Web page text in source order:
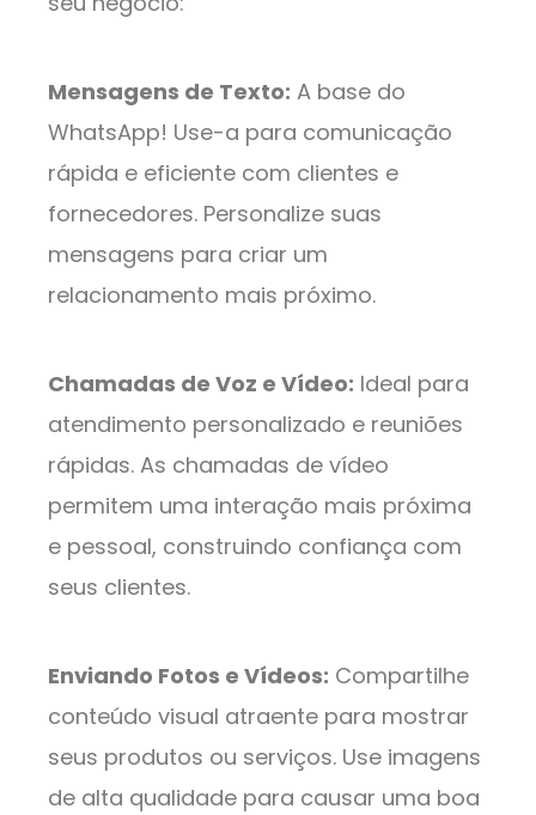
Mensagens de Texto: A base do
WhatsApp! Use-a para comunicação
rápida e eficiente com clientes e
fornecedores. Personalize suas
mensagens para criar um
relacionamento mais próximo.
Chamadas de Voz e Vídeo: Ideal para
atendimento personalizado e reuniões
rápidas. As chamadas de vídeo
permitem uma interação mais próxima
e pessoal, construindo confiança com
seus clientes.
Enviando Fotos e Vídeos: Compartilhe
conteúdo visual atraente para mostrar
seus produtos ou serviços. Use imagens
de alta qualidade para causar uma boa